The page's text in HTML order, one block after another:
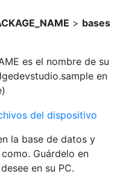
> bases
es el nombre de su
en
la base de datos y
Guárdelo en
en su PC.